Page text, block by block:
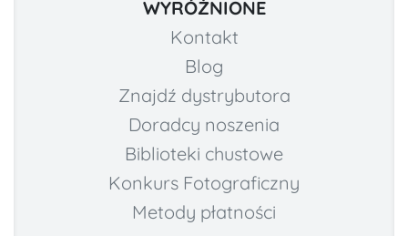
WYRÓŻNIONE
Kontakt
Blog
Znajdź dystrybutora
Doradcy noszenia
Biblioteki chustowe
Konkurs Fotograficzny
Metody płatności